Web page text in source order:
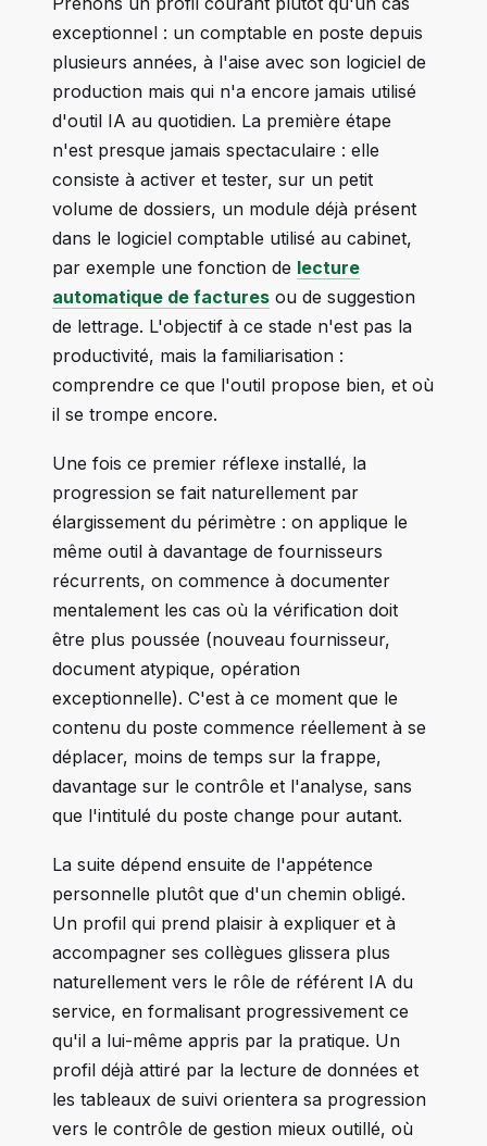
exceptionnel : un comptable en poste depuis
plusieurs années, à l'aise avec son logiciel de
production mais qui n'a encore jamais utilisé
d'outil IA au quotidien. La première étape
n'est presque jamais spectaculaire : elle
consiste à activer et tester, sur un petit
volume de dossiers, un module déjà présent
dans le logiciel comptable utilisé au cabinet,
par exemple une fonction de lecture
automatique de factures ou de suggestion
de lettrage. L'objectif à ce stade n'est pas la
productivité, mais la familiarisation :
comprendre ce que l'outil propose bien, et où
il se trompe encore.
Une fois ce premier réflexe installé, la
progression se fait naturellement par
élargissement du périmètre : on applique le
même outil à davantage de fournisseurs
récurrents, on commence à documenter
mentalement les cas où la vérification doit
être plus poussée (nouveau fournisseur,
document atypique, opération
exceptionnelle). C'est à ce moment que le
contenu du poste commence réellement à se
déplacer, moins de temps sur la frappe,
davantage sur le contrôle et l'analyse, sans
que l'intitulé du poste change pour autant.
La suite dépend ensuite de l'appétence
personnelle plutôt que d'un chemin obligé.
Un profil qui prend plaisir à expliquer et à
accompagner ses collègues glissera plus
naturellement vers le rôle de référent IA du
service, en formalisant progressivement ce
qu'il a lui-même appris par la pratique. Un
profil déjà attiré par la lecture de données et
les tableaux de suivi orientera sa progression
vers le contrôle de gestion mieux outillé, où